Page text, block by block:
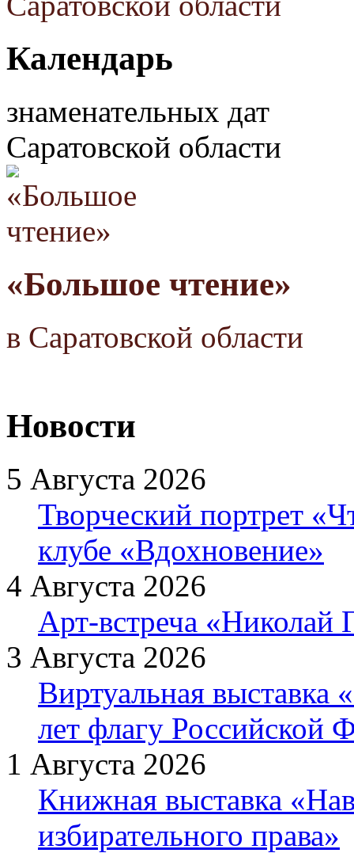
Календарь
знаменательных дат
Саратовской области
«Большое чтение»
в Саратовской области
Новости
5 Августа 2026
Творческий портрет
клубе «Вдохновение»
4 Августа 2026
Арт-встреча «Николай
3 Августа 2026
Виртуальная выставка
лет флагу Российской
1 Августа 2026
Книжная выставка
избирательного права»